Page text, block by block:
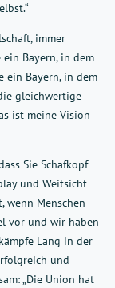
immer
Bayern, in dem
ein Bayern, in dem
gleichwertige
ist meine Vision
Sie Schafkopf
und Weitsicht
wenn Menschen
vor und wir haben
Lang in der
und
„Die Union hat